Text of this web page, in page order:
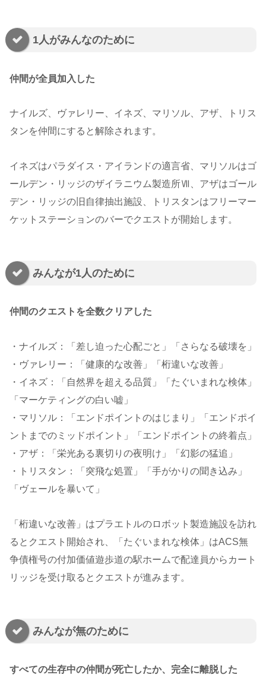
1人がみんなのために
仲間が全員加入した
ナイルズ、ヴァレリー、イネズ、マリソル、アザ、トリス
タンを仲間にすると解除されます。
イネズはパラダイス・アイランドの適言省、マリソルはゴ
ールデン・リッジのザイラニウム製造所Ⅶ、アザはゴール
デン・リッジの旧自律抽出施設、トリスタンはフリーマー
ケットステーションのバーでクエストが開始します。
みんなが1人のために
仲間のクエストを全数クリアした
・ナイルズ：「差し迫った心配ごと」「さらなる破壊を」
・ヴァレリー：「健康的な改善」「桁違いな改善」
・イネズ：「自然界を超える品質」「たぐいまれな検体」
「マーケティングの白い嘘」
・マリソル：「エンドポイントのはじまり」「エンドポイ
ントまでのミッドポイント」「エンドポイントの終着点」
・アザ：「栄光ある裏切りの夜明け」「幻影の猛追」
・トリスタン：「突飛な処置」「手がかりの聞き込み」
「ヴェールを暴いて」
「桁違いな改善」はプラエトルのロボット製造施設を訪れ
るとクエスト開始され、「たぐいまれな検体」はACS無
争債権号の付加価値遊歩道の駅ホームで配達員からカート
リッジを受け取るとクエストが進みます。
みんなが無のために
すべての生存中の仲間が死亡したか、完全に離脱した